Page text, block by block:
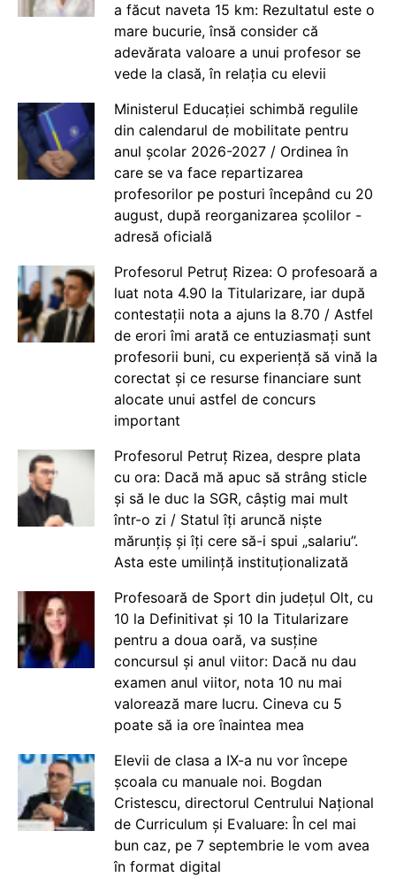
a făcut naveta 15 km: Rezultatul este o
mare bucurie, însă consider că
adevărata valoare a unui profesor se
vede la clasă, în relația cu elevii
Ministerul Educației schimbă regulile
din calendarul de mobilitate pentru
anul școlar 2026-2027 / Ordinea în
care se va face repartizarea
profesorilor pe posturi începând cu 20
august, după reorganizarea școlilor -
adresă oficială
Profesorul Petruț Rizea: O profesoară a
luat nota 4.90 la Titularizare, iar după
contestații nota a ajuns la 8.70 / Astfel
de erori îmi arată ce entuziasmați sunt
profesorii buni, cu experiență să vină la
corectat și ce resurse financiare sunt
alocate unui astfel de concurs
important
Profesorul Petruț Rizea, despre plata
cu ora: Dacă mă apuc să strâng sticle
și să le duc la SGR, câștig mai mult
într-o zi / Statul îți aruncă niște
mărunțiș și îți cere să-i spui „salariu”.
Asta este umilință instituționalizată
Profesoară de Sport din județul Olt, cu
10 la Definitivat și 10 la Titularizare
pentru a doua oară, va susține
concursul și anul viitor: Dacă nu dau
examen anul viitor, nota 10 nu mai
valorează mare lucru. Cineva cu 5
poate să ia ore înaintea mea
Elevii de clasa a IX-a nu vor începe
școala cu manuale noi. Bogdan
Cristescu, directorul Centrului Național
de Curriculum și Evaluare: În cel mai
bun caz, pe 7 septembrie le vom avea
în format digital